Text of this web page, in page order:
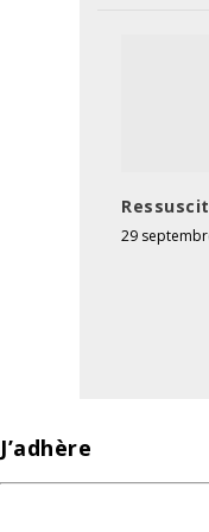
29
J’adhère